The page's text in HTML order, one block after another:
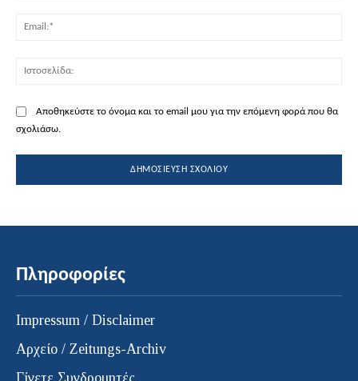
Αποθηκεύστε το όνομα και το email μου για την επόμενη φορά που θα
σχολιάσω.
Πληροφορίες
Impressum / Disclaimer
Αρχείο / Zeitungs-Archiv